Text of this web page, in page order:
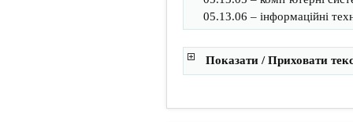
05.13.06 – інформаційні
Показати / Приховати